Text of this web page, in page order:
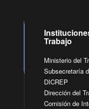
Trabajo
Ministerio del
Subsecretaría
DICREP
Dirección del
Comisión de